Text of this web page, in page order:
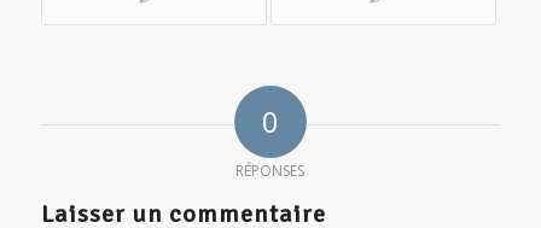
0
RÉPONSES
Laisser un commentaire